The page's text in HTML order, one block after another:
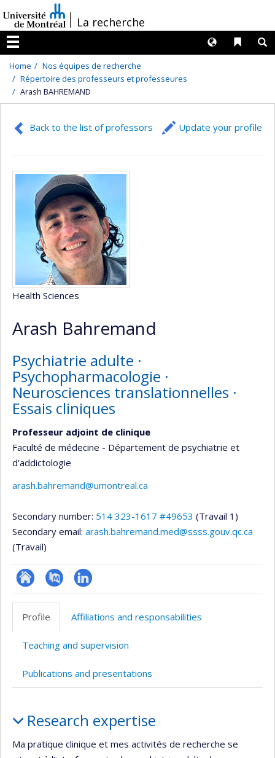
au
contenu
/La recherche
Menu
Liens
Langues
Home
Nos équipes de recherche
Répertoire des professeurs et professeures
Arash BAHREMAND
Back to the list of professors Update your profile
Health Sciences
Arash Bahremand
Psychiatrie adulte ·
Psychopharmacologie ·
Neurosciences translationnelles ·
Essais cliniques
Professeur adjoint de clinique
Faculté de médecine - Département de psychiatrie et
d’addictologie
arash.bahremand@umontreal.ca
Secondary number: 514 323-1617 #49653 (Travail 1)
Secondary email: arash.bahremand.med@ssss.gouv.qc.ca
(Travail)
ResearchGate
PubMedLinkedIn
Profile
Affiliations and responsabilities
Teaching and supervision
Publications and presentations
Research expertise
Ma pratique clinique et mes activités de recherche se